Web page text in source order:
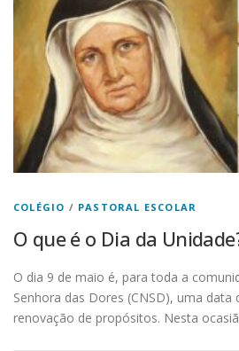
COLÉGIO / PASTORAL ESCOLAR
O que é o Dia da
O dia 9 de maio é, para toda a
Senhora das Dores (CNSD), uma
renovação de propósitos. Nesta